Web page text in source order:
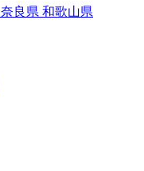
奈良県 和歌山県